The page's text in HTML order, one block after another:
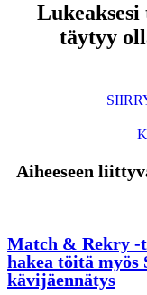
täytyy
Aiheeseen
Match & Rekry -
hakea töitä myös
kävijäennätys